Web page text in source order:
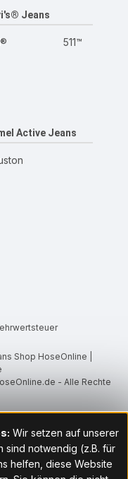
Jeans
511™
Active Jeans
Shop HoseOnline |
- Alle Rechte
Wir setzen auf unserer
sind notwendig (z.B. für
helfen, diese Website